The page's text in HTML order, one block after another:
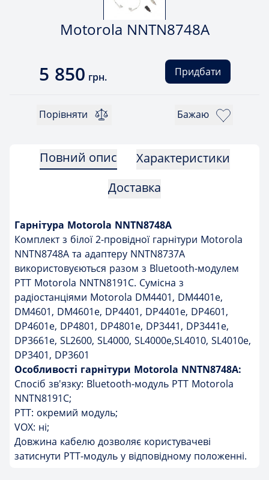
Motorola NNTN8748A
5 850 грн. Придбати
Порівняти Бажаю
Повний опис
Характеристики
Доставка
Гарнітура Motorola NNTN8748A
Комплект з білої 2-провідної гарнітури Motorola
NNTN8748A та адаптеру NNTN8737A
використовуєються разом з Bluetooth-модулем
PTT Motorola NNTN8191C. Сумісна з
радіостанціями Motorola DM4401, DM4401e,
DM4601, DM4601e, DP4401, DP4401e, DP4601,
DP4601e, DP4801, DP4801e, DP3441, DP3441e,
DP3661e, SL2600, SL4000, SL4000e,SL4010, SL4010e,
DP3401, DP3601
Особливості гарнітури Motorola NNTN8748A:
Спосіб зв'язку: Bluetooth-модуль PTT Motorola
NNTN8191C;
PTT: окремий модуль;
VOX: ні;
Довжина кабелю дозволяє користувачеві
затиснути PTT-модуль у відповідному положенні.